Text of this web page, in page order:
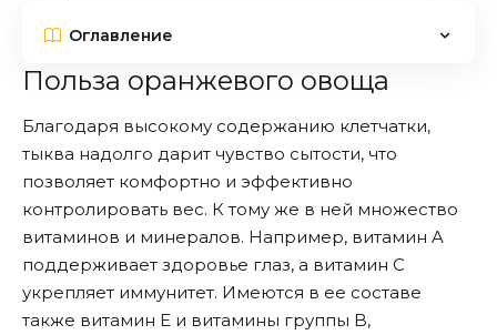
Оглавление
Польза оранжевого овоща
Благодаря высокому содержанию клетчатки,
тыква надолго дарит чувство сытости, что
позволяет комфортно и эффективно
контролировать вес. К тому же в ней множество
витаминов и минералов. Например, витамин A
поддерживает здоровье глаз, а витамин C
укрепляет иммунитет. Имеются в ее составе
также витамин E и витамины группы B,